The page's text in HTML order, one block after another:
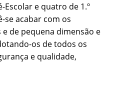
e quatro de 1.º
se acabar com os
de pequena dimensão e
os de todos os
e qualidade,